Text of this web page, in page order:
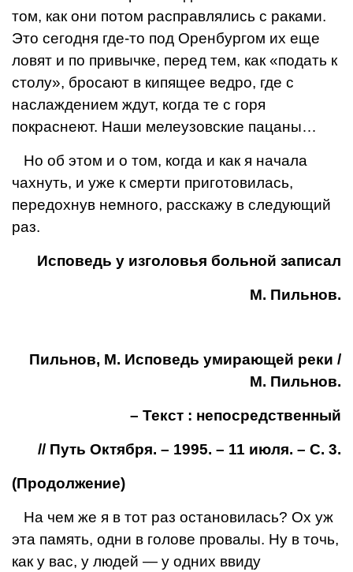
том, как они потом рас­правлялись с раками.
Это сегодня где-то под Оренбургом их еще
ло­вят и по привычке, перед тем, как «подать к
столу», бросают в кипя­щее ведро, где с
наслаждением ждут, когда те с горя
покраснеют. Наши мелеузовские пацаны…
Но об этом и о том, когда и как я начала
чахнуть, и уже к смерти при­готовилась,
передохнув немного, расскажу в следующий
раз.
Исповедь у изголовья больной записал
М. Пильнов.
Пильнов, М. Исповедь умирающей реки /
М. Пильнов.
– Текст : непосредственный
// Путь Октября. – 1995. – 11 июля. – С. 3.
(Продолжение)
На чем же я в тот раз остановилась? Ох уж
эта память, одни в голове провалы. Ну в точь,
как у вас, у людей — у одних ввиду